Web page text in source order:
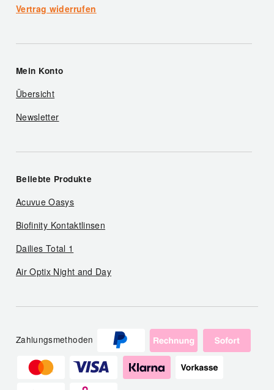
Vertrag widerrufen
Mein Konto
Übersicht
Newsletter
Beliebte Produkte
Acuvue Oasys
Biofinity Kontaktlinsen
Dailies Total 1
Air Optix Night and Day
Zahlungsmethoden